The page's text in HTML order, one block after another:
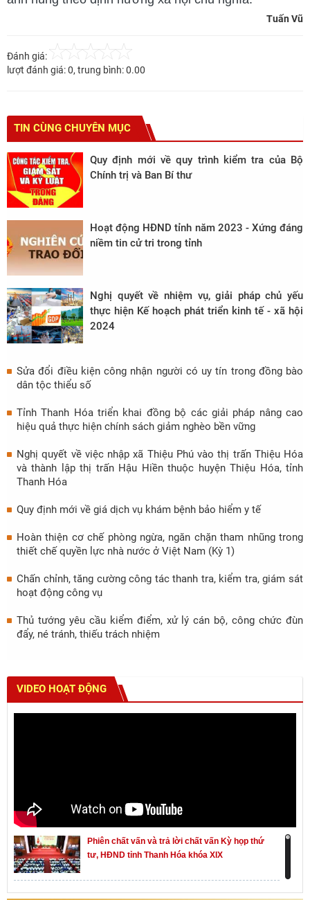
Tuấn Vũ
Đánh giá:
lượt đánh giá:0, trung bình:0.00
TIN CÙNG CHUYÊN MỤC
Quy định mới về quy trình kiểm tra của Bộ
Chính trị và Ban Bí thư
Hoạt động HĐND tỉnh năm 2023 - Xứng đáng
niềm tin cử tri trong tỉnh
Nghị quyết về nhiệm vụ, giải pháp chủ yếu
thực hiện Kế hoạch phát triển kinh tế - xã hội
2024
Sửa đổi điều kiện công nhận người có uy tín trong đồng bào
dân tộc thiểu số
Tỉnh Thanh Hóa triển khai đồng bộ các giải pháp nâng cao
hiệu quả thực hiện chính sách giảm nghèo bền vững
Nghị quyết về việc nhập xã Thiệu Phú vào thị trấn Thiệu Hóa
và thành lập thị trấn Hậu Hiền thuộc huyện Thiệu Hóa, tỉnh
Thanh Hóa
Quy định mới về giá dịch vụ khám bệnh bảo hiểm y tế
Hoàn thiện cơ chế phòng ngừa, ngăn chặn tham nhũng trong
thiết chế quyền lực nhà nước ở Việt Nam (Kỳ 1)
Chấn chỉnh, tăng cường công tác thanh tra, kiểm tra, giám sát
hoạt động công vụ
Thủ tướng yêu cầu kiểm điểm, xử lý cán bộ, công chức đùn
đẩy, né tránh, thiếu trách nhiệm
VIDEO HOẠT ĐỘNG
Phiên chất vấn và trả lời chất vấn Kỳ họp thứ
tư, HĐND tỉnh Thanh Hóa khóa XIX
Khai mạc kỳ họp thứ Nhất, Quốc hội khóa XVI